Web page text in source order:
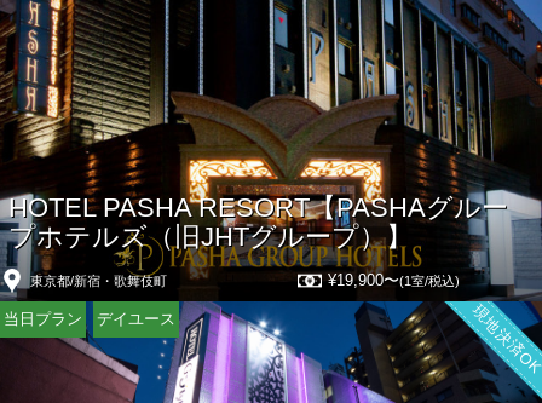
HOTEL PASHA RESORT【PASHAグルー
プホテルズ（旧JHTグループ）】
東京都/新宿・歌舞伎町 ¥19,900〜(1室/税込)
当日プラン デイユース 現地決済